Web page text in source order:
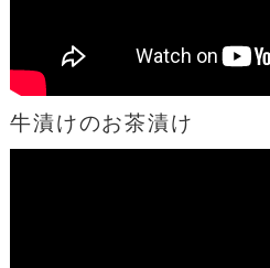
牛漬けのお茶漬け